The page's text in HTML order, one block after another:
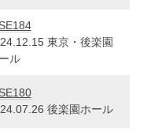
東京・後楽園
ル
後楽園ホール